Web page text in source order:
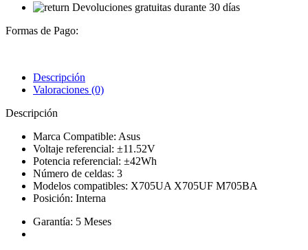
Devoluciones gratuitas durante 30 días
Formas de Pago:
Descripción
Valoraciones (0)
Descripción
Marca Compatible: Asus
Voltaje referencial: ±11.52V
Potencia referencial: ±42Wh
Número de celdas: 3
Modelos compatibles: X705UA X705UF M705BA
Posición: Interna
Garantía: 5 Meses